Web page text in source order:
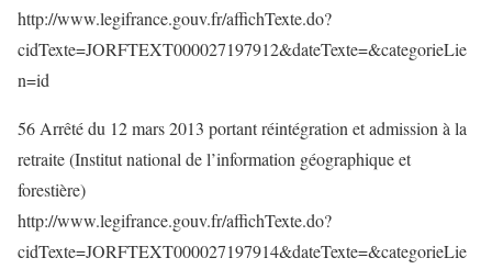
http://www.legifrance.gouv.fr/affichTexte.do?
cidTexte=JORFTEXT000027197912&dateTexte=&categorieLie
n=id
56 Arrêté du 12 mars 2013 portant réintégration et admission à la
retraite (Institut national de l’information géographique et
forestière)
http://www.legifrance.gouv.fr/affichTexte.do?
cidTexte=JORFTEXT000027197914&dateTexte=&categorieLie